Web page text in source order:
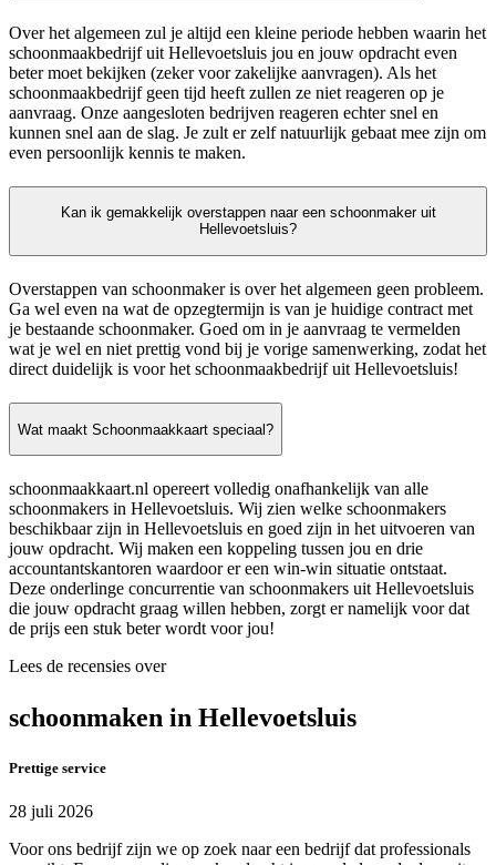
Over het algemeen zul je altijd een kleine periode hebben waarin het
schoonmaakbedrijf uit Hellevoetsluis jou en jouw opdracht even
beter moet bekijken (zeker voor zakelijke aanvragen). Als het
schoonmaakbedrijf geen tijd heeft zullen ze niet reageren op je
aanvraag. Onze aangesloten bedrijven reageren echter snel en
kunnen snel aan de slag. Je zult er zelf natuurlijk gebaat mee zijn om
even persoonlijk kennis te maken.
Kan ik gemakkelijk overstappen naar een schoonmaker uit
Hellevoetsluis?
Overstappen van schoonmaker is over het algemeen geen probleem.
Ga wel even na wat de opzegtermijn is van je huidige contract met
je bestaande schoonmaker. Goed om in je aanvraag te vermelden
wat je wel en niet prettig vond bij je vorige samenwerking, zodat het
direct duidelijk is voor het schoonmaakbedrijf uit Hellevoetsluis!
Wat maakt Schoonmaakkaart speciaal?
schoonmaakkaart.nl opereert volledig onafhankelijk van alle
schoonmakers in Hellevoetsluis. Wij zien welke schoonmakers
beschikbaar zijn in Hellevoetsluis en goed zijn in het uitvoeren van
jouw opdracht. Wij maken een koppeling tussen jou en drie
accountantskantoren waardoor er een win-win situatie ontstaat.
Deze onderlinge concurrentie van schoonmakers uit Hellevoetsluis
die jouw opdracht graag willen hebben, zorgt er namelijk voor dat
de prijs een stuk beter wordt voor jou!
Lees de recensies over
schoonmaken in Hellevoetsluis
Prettige service
28 juli 2026
Voor ons bedrijf zijn we op zoek naar een bedrijf dat professionals